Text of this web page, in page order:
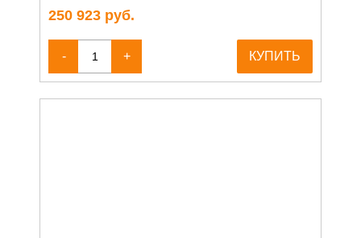
250 923 руб.
- + КУПИТЬ